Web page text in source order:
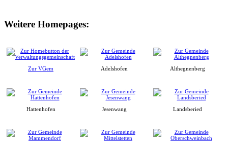
Weitere Homepages:
Zur VGem Adelshofen Althegnenberg
Hattenhofen Jesenwang Landsberied